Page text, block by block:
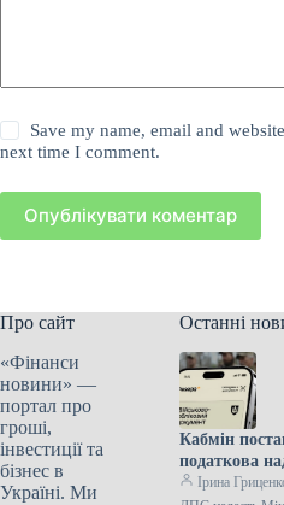
Save my name, email and
next time I comment.
Опублікувати коментар
Про сайт
«Фінанси
новини» —
портал про
гроші,
інвестиції та
бізнес в
Україні. Ми
Останні
Кабмін
податкова
Ірина